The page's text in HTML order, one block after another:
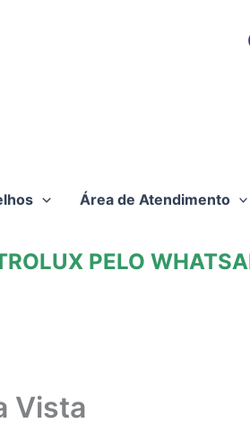
Área de Atendimento
PELO
Vista